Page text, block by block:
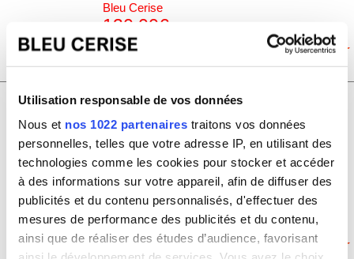
Utilisation responsable de vos données
Nous et nos 1022 partenaires traitons vos données
personnelles, telles que votre adresse IP, en utilisant des
technologies comme les cookies pour stocker et accéder
à des informations sur votre appareil, afin de diffuser des
publicités et du contenu personnalisés, d'effectuer des
mesures de performance des publicités et du contenu,
ainsi que de réaliser des études d’audience, favorisant
Bleu Cerise
130.00€
Valise moyenne rigide Samsonite
Scure TSA polypropylène 69cm
Prix de vente conseillé
229.00€
Prix de vente
Bleu Cerise
130.00€
SCURE07-JAUNE